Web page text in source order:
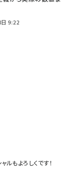
9:22
もよろしくです！